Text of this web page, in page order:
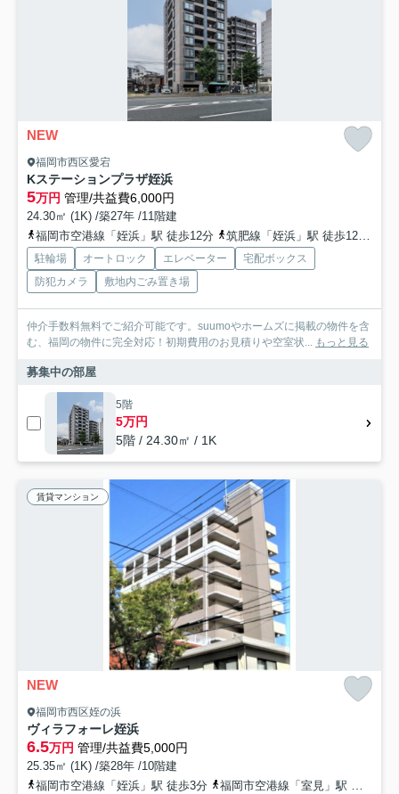
NEW
福岡市西区愛宕
Kステーションプラザ姪浜
5万円 管理/共益費6,000円
24.30㎡ (1K) /築27年 /11階建
福岡市空港線「姪浜」駅 徒歩12分
筑肥線「姪浜」駅 徒歩12分
駐輪場 オートロック エレベーター
宅配ボックス
防犯カメラ
敷地内ごみ置き場
仲介手数料無料でご紹介可能です。suumoやホームズに掲載の物件を含
む、福岡の物件に完全対応！初期費用のお見積りや空室状... もっと見る
募集中の部屋
5階
5万円
5階 / 24.30㎡ / 1K
賃貸マンション
NEW
福岡市西区姪の浜
ヴィラフォーレ姪浜
6.5万円 管理/共益費5,000円
25.35㎡ (1K) /築28年 /10階建
福岡市空港線「姪浜」駅 徒歩3分
福岡市空港線「室見」駅 徒歩20分